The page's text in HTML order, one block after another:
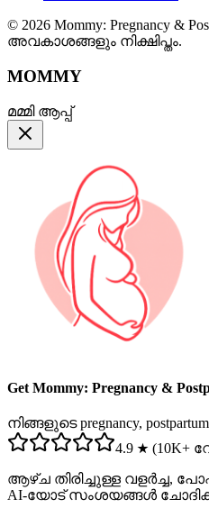
© 2026 Mommy: Pregnancy &
അവകാശങ്ങളും നിക്ഷിപ്തം.
MOMMY
മമ്മി ആപ്പ്
Get Mommy: Pregnancy &
നിങ്ങളുടെ pregnancy,
4.9 ★ (10K+
ആഴ്ച തിരിച്ചുള്ള വളർച്ച,
AI-യോട് സംശയങ്ങൾ